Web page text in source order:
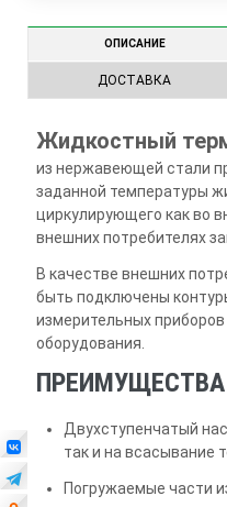
ОПИСАНИЕ
ДОСТАВКА
Жидкостный
из нержавеющей стали
заданной температуры
циркулирующего как во
внешних потребителях
В качестве внешних
быть подключены
измерительных приборов
оборудования.
ПРЕИМУЩЕСТВА
Двухступенчатый
так и на всасывание
Погружаемые части